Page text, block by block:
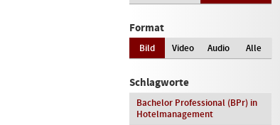
Format
Bild Video Audio Alle
Schlagworte
Bachelor Professional (BPr) in
Hotelmanagement